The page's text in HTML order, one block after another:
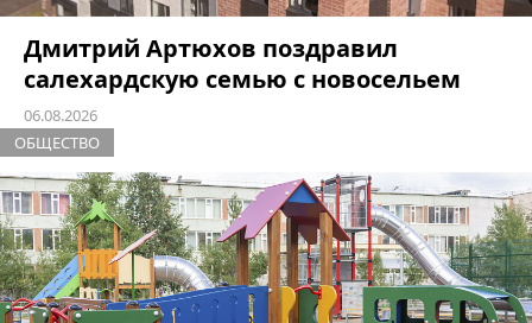
Дмитрий Артюхов поздравил
салехардскую семью с новосельем
06.08.2026
ОБЩЕСТВО